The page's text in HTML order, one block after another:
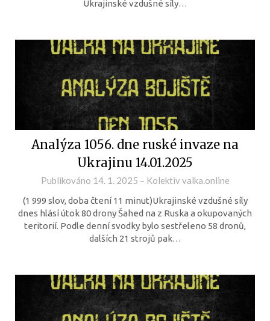
Ukrajinské vzdušné síly…
Analýza 1056. dne ruské invaze na
Ukrajinu 14.01.2025
Publikováno 14. 1. 2025 – Kolektiv valka.online
(1 999 slov, doba čtení 11 minut)Ukrajinské vzdušné síly
dnes hlásí útok 80 drony Šahed na z Ruska a okupovaných
teritorií. Podle denní svodky bylo sestřeleno 58 dronů,
dalších 21 strojů pak…